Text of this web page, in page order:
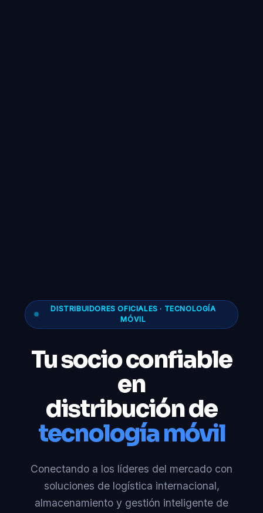
DISTRIBUIDORES OFICIALES · TECNOLOGÍA
MÓVIL
Tu socio confiable
en
distribución de
tecnología móvil
Conectando a los líderes del mercado con
soluciones de logística internacional,
almacenamiento y gestión inteligente de